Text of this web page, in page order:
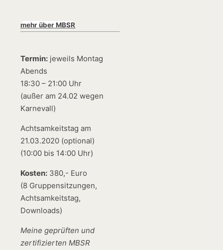
mehr über MBSR
Termin: jeweils Montag
Abends
18:30 – 21:00 Uhr
(außer am 24.02 wegen
Karnevall)
Achtsamkeitstag am
21.03.2020 (optional)
(10:00 bis 14:00 Uhr)
Kosten: 380,- Euro
(8 Gruppensitzungen,
Achtsamkeitstag,
Downloads)
Meine geprüften und
zertifizierten MBSR